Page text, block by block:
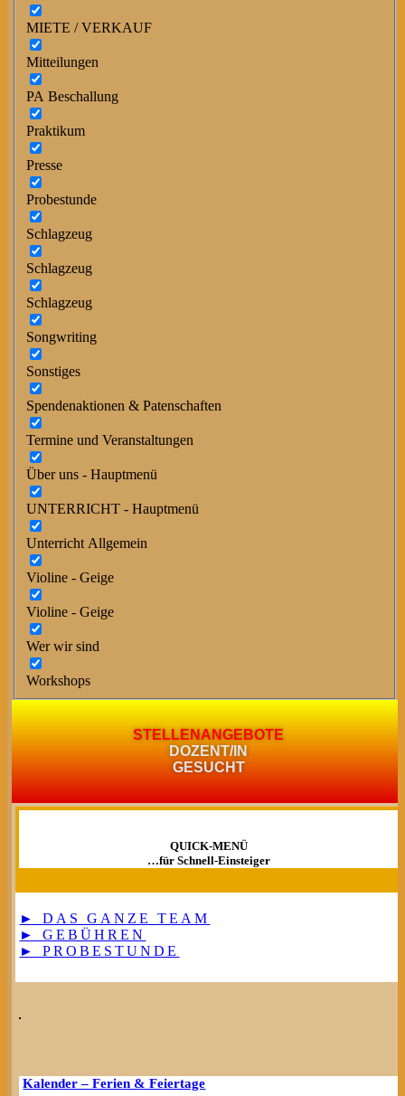
MIETE / VERKAUF
Mitteilungen
PA Beschallung
Praktikum
Presse
Probestunde
Schlagzeug
Schlagzeug
Schlagzeug
Songwriting
Sonstiges
Spendenaktionen & Patenschaften
Termine und Veranstaltungen
Über uns - Hauptmenü
UNTERRICHT - Hauptmenü
Unterricht Allgemein
Violine - Geige
Violine - Geige
Wer wir sind
Workshops
STELLENANGEBOTE
DOZENT/IN
GESUCHT
QUICK-MENÜ
…für Schnell-Einsteiger
► DAS GANZE TEAM
► GEBÜHREN
► PROBESTUNDE
Kalender – Ferien & Feiertage